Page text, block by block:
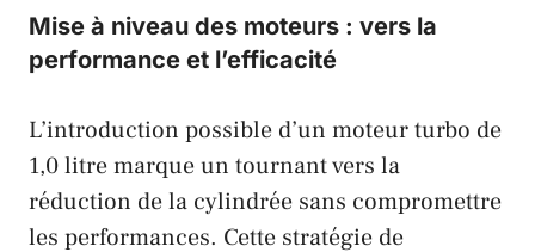
Mise à niveau des moteurs : vers la
performance et l’efficacité
L’introduction possible d’un moteur turbo de
1,0 litre marque un tournant vers la
réduction de la cylindrée sans compromettre
les performances. Cette stratégie de